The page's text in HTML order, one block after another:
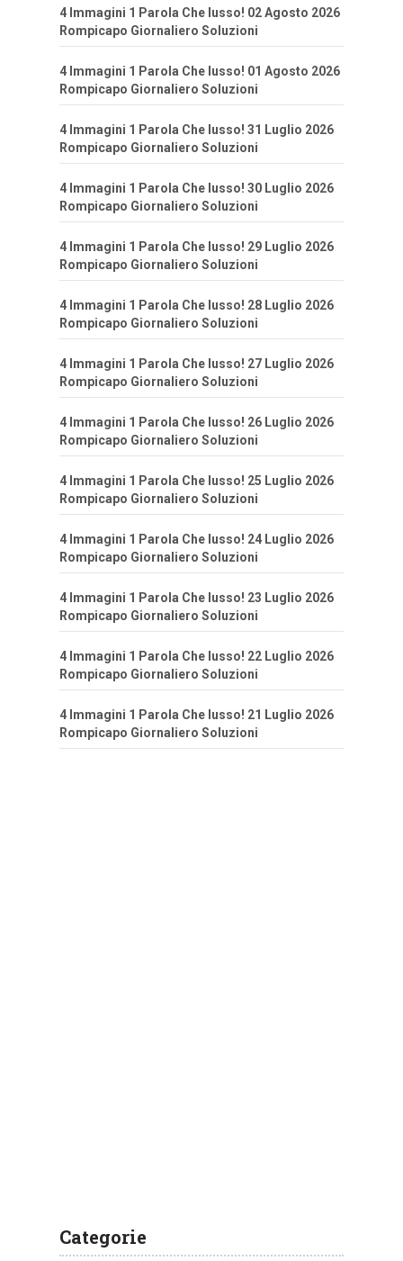
4 Immagini 1 Parola Che lusso! 02 Agosto 2026
Rompicapo Giornaliero Soluzioni
4 Immagini 1 Parola Che lusso! 01 Agosto 2026
Rompicapo Giornaliero Soluzioni
4 Immagini 1 Parola Che lusso! 31 Luglio 2026
Rompicapo Giornaliero Soluzioni
4 Immagini 1 Parola Che lusso! 30 Luglio 2026
Rompicapo Giornaliero Soluzioni
4 Immagini 1 Parola Che lusso! 29 Luglio 2026
Rompicapo Giornaliero Soluzioni
4 Immagini 1 Parola Che lusso! 28 Luglio 2026
Rompicapo Giornaliero Soluzioni
4 Immagini 1 Parola Che lusso! 27 Luglio 2026
Rompicapo Giornaliero Soluzioni
4 Immagini 1 Parola Che lusso! 26 Luglio 2026
Rompicapo Giornaliero Soluzioni
4 Immagini 1 Parola Che lusso! 25 Luglio 2026
Rompicapo Giornaliero Soluzioni
4 Immagini 1 Parola Che lusso! 24 Luglio 2026
Rompicapo Giornaliero Soluzioni
4 Immagini 1 Parola Che lusso! 23 Luglio 2026
Rompicapo Giornaliero Soluzioni
4 Immagini 1 Parola Che lusso! 22 Luglio 2026
Rompicapo Giornaliero Soluzioni
4 Immagini 1 Parola Che lusso! 21 Luglio 2026
Rompicapo Giornaliero Soluzioni
Categorie